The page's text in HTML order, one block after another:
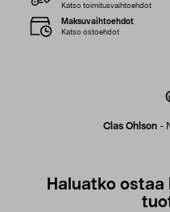
Clas Ohlson -
Katso toimitusvaihtoehdot
Maksuvaihtoehdot
Katso ostoehdot
Haluatko